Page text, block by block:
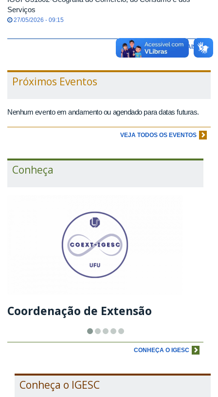
Serviços
27/05/2026 - 09:15
VEJA MAIS EDITAIS
Próximos Eventos
Nenhum evento em andamento ou agendado para datas futuras.
VEJA TODOS OS EVENTOS
Conheça
Coordenação de Extensão
CONHEÇA O IGESC
Conheça o IGESC